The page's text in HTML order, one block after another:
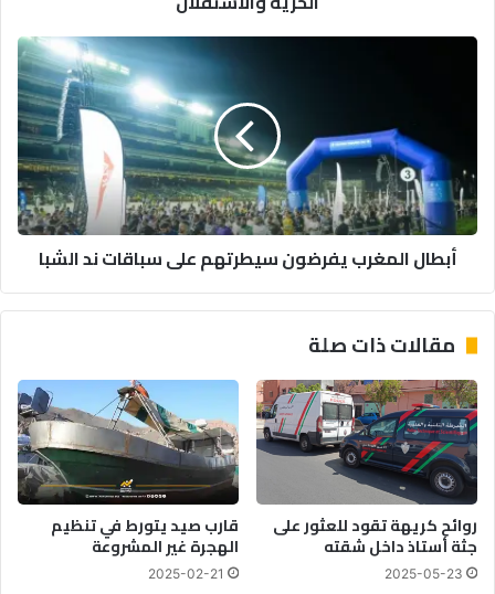
محرر
والاستقلال
أبطال
سباقات
ند
الشبا
أبطال المغرب يفرضون سيطرتهم على سباقات ند الشبا
مقالات ذات صلة
روائح كريهة تقود للعثور على
جثة أستاذ داخل شقته
2025-05-23
قارب صيد يتورط في تنظيم
الهجرة غير المشروعة
2025-02-21